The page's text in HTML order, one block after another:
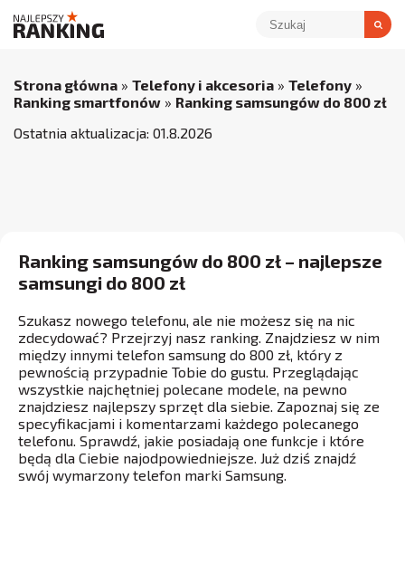
Strona główna » Telefony i akcesoria » Telefony »
Ranking smartfonów » Ranking samsungów do 800 zł
Ostatnia aktualizacja: 01.8.2026
Ranking samsungów do 800 zł – najlepsze
samsungi do 800 zł
Szukasz nowego telefonu, ale nie możesz się na nic
zdecydować? Przejrzyj nasz ranking. Znajdziesz w nim
między innymi telefon samsung do 800 zł, który z
pewnością przypadnie Tobie do gustu. Przeglądając
wszystkie najchętniej polecane modele, na pewno
znajdziesz najlepszy sprzęt dla siebie. Zapoznaj się ze
specyfikacjami i komentarzami każdego polecanego
telefonu. Sprawdź, jakie posiadają one funkcje i które
będą dla Ciebie najodpowiedniejsze. Już dziś znajdź
swój wymarzony telefon marki Samsung.